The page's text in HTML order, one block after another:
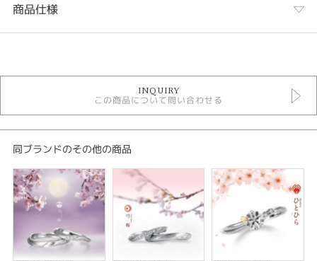
商品仕様
セットリング
性別
メンズ
紹介文
出逢った頃のほのかな恋心を色づき始めた桜に見立てた婚約指輪。
ピンクゴールドの木目金が指元を可憐に彩る。
INQUIRY
この商品について問い合わせる
同ブランドのその他の商品